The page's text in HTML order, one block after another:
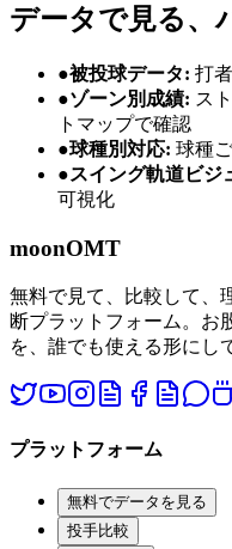
データで見る、
●被投球データ: 打
●ゾーン別成績: ス
トマップで確認
●球種別対応: 球種
●スイング軌道ビジ
可視化
moonOMT
無料で見て、比較して、
断プラットフォーム。お
を、誰でも使える形にし
プラットフォーム
無料でデータを見る
投手比較